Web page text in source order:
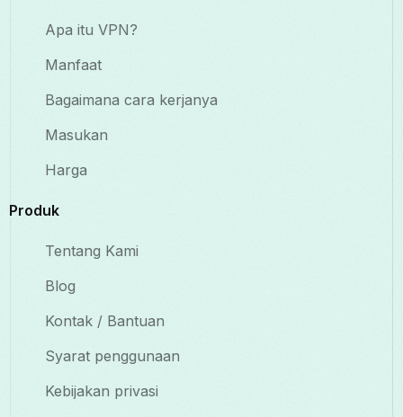
Apa itu VPN?
Manfaat
Bagaimana cara kerjanya
Masukan
Harga
Produk
Tentang Kami
Blog
Kontak / Bantuan
Syarat penggunaan
Kebijakan privasi